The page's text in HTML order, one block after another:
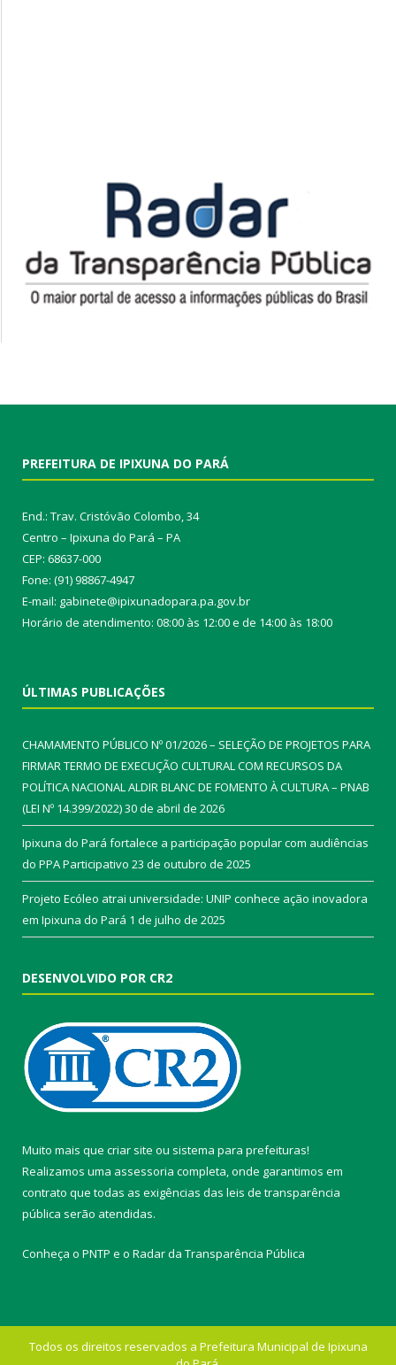
PREFEITURA DE IPIXUNA DO PARÁ
End.: Trav. Cristóvão Colombo, 34
Centro – Ipixuna do Pará – PA
CEP: 68637-000
Fone: (91) 98867-4947
E-mail: gabinete@ipixunadopara.pa.gov.br
Horário de atendimento: 08:00 às 12:00 e de 14:00 às 18:00
ÚLTIMAS PUBLICAÇÕES
CHAMAMENTO PÚBLICO Nº 01/2026 – SELEÇÃO DE PROJETOS PARA
FIRMAR TERMO DE EXECUÇÃO CULTURAL COM RECURSOS DA
POLÍTICA NACIONAL ALDIR BLANC DE FOMENTO À CULTURA – PNAB
(LEI Nº 14.399/2022)30 de abril de 2026
Ipixuna do Pará fortalece a participação popular com audiências
do PPA Participativo 23 de outubro de 2025
Projeto Ecóleo atrai universidade: UNIP conhece ação inovadora
em Ipixuna do Pará 1 de julho de 2025
DESENVOLVIDO POR CR2
Muito mais que criar site ou sistema para prefeituras!
Realizamos uma assessoria completa, onde garantimos em
contrato que todas as exigências das leis de transparência
pública serão atendidas.
Conheça o PNTP e o Radar da Transparência Pública
Todos os direitos reservados a Prefeitura Municipal de Ipixuna